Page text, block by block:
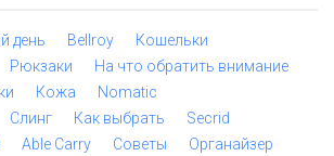
день Bellroy
Кошельки
Рюкзаки
На что обратить внимание
Кожа
Nomatic
Слинг Как выбрать
Secrid
Able Carry Советы
Органайзер